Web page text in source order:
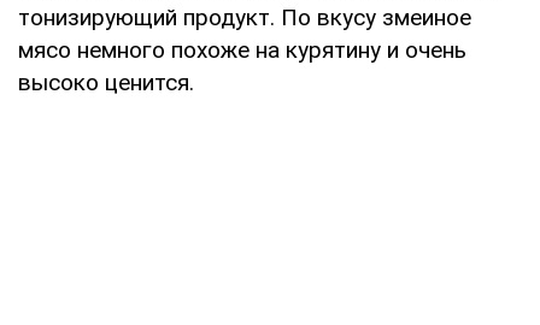
тонизирующий продукт. По вкусу змеиное
мясо немного похоже на курятину и очень
высоко ценится.